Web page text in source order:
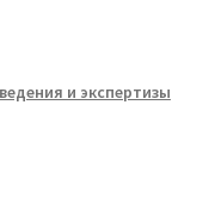
и экспертизы